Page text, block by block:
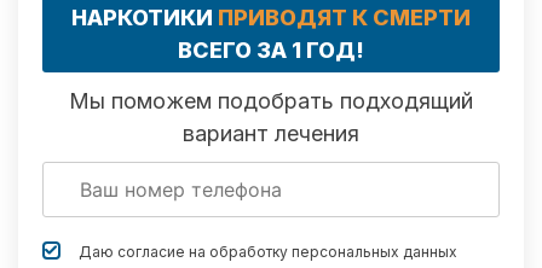
НАРКОТИКИ ПРИВОДЯТ К СМЕРТИ
ВСЕГО ЗА 1 ГОД!
Мы поможем подобрать подходящий
вариант лечения
Даю согласие на обработку персональных данных